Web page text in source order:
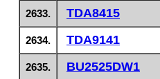
2633. TDA8415
2634. TDA9141
2635. BU2525DW1